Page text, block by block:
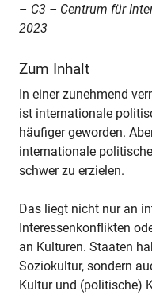
– C3 – Centrum für
2023
Zum Inhalt
In einer zunehmend
ist internationale
häufiger geworden.
internationale
schwer zu erzielen.
Das liegt nicht nur an
Interessenkonflikten
an Kulturen. Staaten
Soziokultur, sondern
Kultur und (politische)